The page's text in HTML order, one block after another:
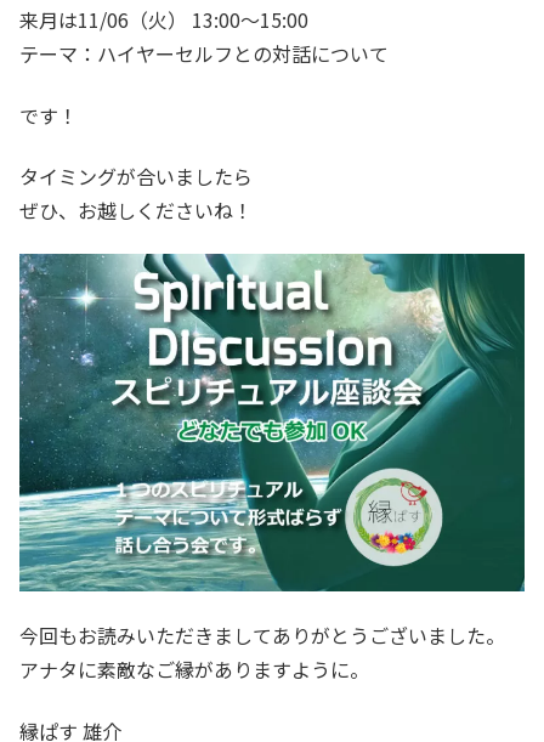
来月は11/06（火） 13:00～15:00
テーマ：ハイヤーセルフとの対話について
です！
タイミングが合いましたら
ぜひ、お越しくださいね！
今回もお読みいただきましてありがとうございました。
アナタに素敵なご縁がありますように。
縁ぱす 雄介